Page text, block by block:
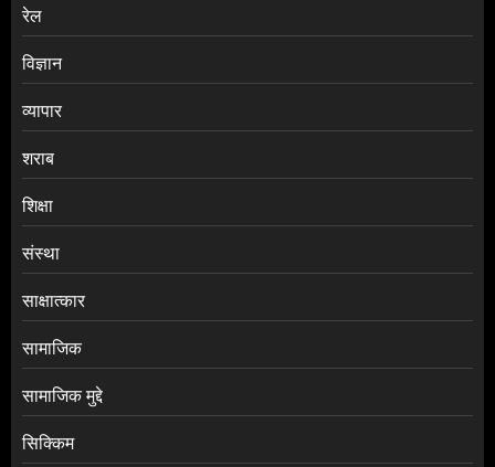
रेल
विज्ञान
व्यापार
शराब
शिक्षा
संस्था
साक्षात्कार
सामाजिक
सामाजिक मुद्दे
सिक्किम